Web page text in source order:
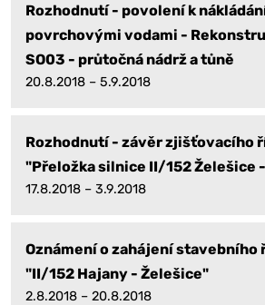
Rozhodnutí - povolení k
povrchovými vodami -
SO03 - průtočná nádrž a tůně
20.8.2018 – 5.9.2018
Rozhodnutí - závěr zjišťovacího
"Přeložka silnice II/152 Želešice
17.8.2018 – 3.9.2018
Oznámení o zahájení stavebního
"II/152 Hajany - Želešice"
2.8.2018 – 20.8.2018